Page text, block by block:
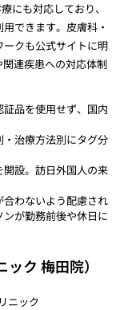
にも対応しており、
できます。皮膚科・
クも公式サイトに明
連疾患への対応体制
品を使用せず、国内
・治療方法別にタグ分
設。訪日外国人の来
合わないよう配慮され
が勤務前後や休日に
ク 梅田院）
ニック